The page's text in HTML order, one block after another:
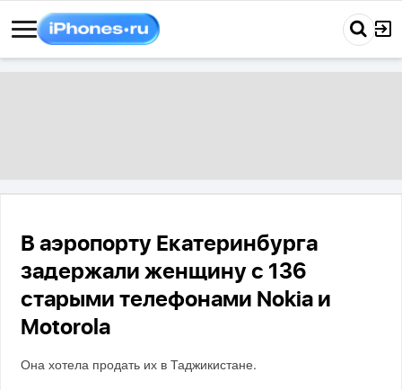
В аэропорту Екатеринбурга
задержали женщину с 136
старыми телефонами Nokia и
Motorola
Она хотела продать их в Таджикистане.